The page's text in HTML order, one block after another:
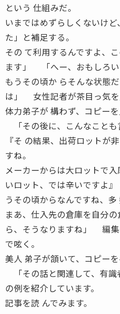
という 仕組みだ。
いまではめずらしくないけ
た」と補足する。
その て利用するんですよ、
ます」 「へー、おもしろい
もうその頃か らそんな状態
は」 女性記者が茶目っ気を
体力弟子が 構わず、コピーを
「その後に、こんなことも
『そ の結果、出荷ロットが
すね。
メーカーからは大ロットで
いロット、では辛いですよ
うその頃からなんですね、多
まあ、仕入先の倉庫を自分
ら、そうなりますね」 編
で呟く。
美人 弟子が頷いて、コピーを
「その話と関連して、有識
の例を紹介しています。
記事を読 んでみます。